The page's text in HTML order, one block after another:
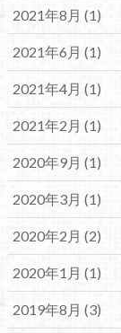
2021年8月 (1)
2021年6月 (1)
2021年4月 (1)
2021年2月 (1)
2020年9月 (1)
2020年3月 (1)
2020年2月 (2)
2020年1月 (1)
2019年8月 (3)